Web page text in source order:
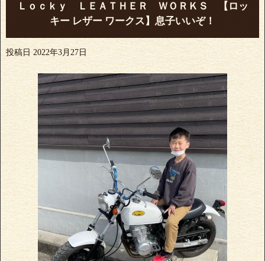
Ｌｏｃｋｙ ＬＥＡＴＨＥＲ ＷＯＲＫＳ 【ロッ
キー レザー ワークス】息子いいぞ！
投稿日 2022年3月27日